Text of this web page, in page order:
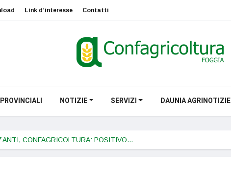
Link d’interesse Contatti
NOTIZIE SERVIZI DAUNIA AGRINOTIZIE
CONFAGRICOLTURA: POSITIVO…